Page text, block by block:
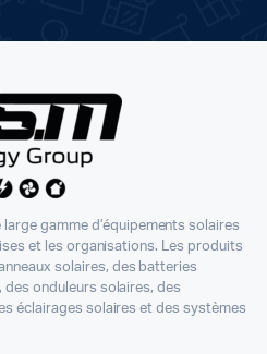
gamme d’équipements solaires
et les organisations. Les produits
solaires, des batteries
onduleurs solaires, des
éclairages solaires et des systèmes